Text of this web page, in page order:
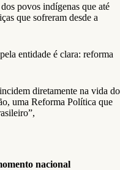
povos indígenas que até
que sofreram desde a
entidade é clara: reforma
diretamente na vida do
uma Reforma Política que
nacional